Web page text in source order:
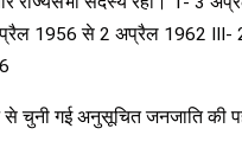
1956 से 2 अप्रैल 1962 III-
चुनी गई अनुसूचित जनजाति की